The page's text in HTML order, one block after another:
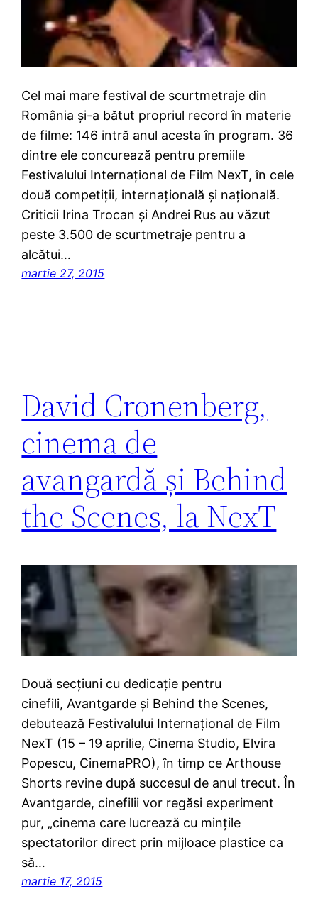
Cel mai mare festival de scurtmetraje din
România și-a bătut propriul record în materie
de filme: 146 intră anul acesta în program. 36
dintre ele concurează pentru premiile
Festivalului Internațional de Film NexT, în cele
două competiții, internațională și națională.
Criticii Irina Trocan și Andrei Rus au văzut
peste 3.500 de scurtmetraje pentru a
alcătui…
martie 27, 2015
David Cronenberg,
cinema de
avangardă și Behind
the Scenes, la NexT
Două secțiuni cu dedicație pentru
cinefili, Avantgarde și Behind the Scenes,
debutează Festivalului Internațional de Film
NexT (15 – 19 aprilie, Cinema Studio, Elvira
Popescu, CinemaPRO), în timp ce Arthouse
Shorts revine după succesul de anul trecut. În
Avantgarde, cinefilii vor regăsi experiment
pur, „cinema care lucrează cu mințile
spectatorilor direct prin mijloace plastice ca
să…
martie 17, 2015